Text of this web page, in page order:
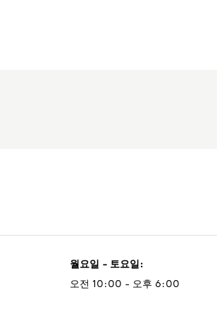
월요일 - 토요일:
오전 10:00 - 오후 6:00